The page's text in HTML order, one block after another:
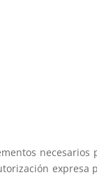
necesarios